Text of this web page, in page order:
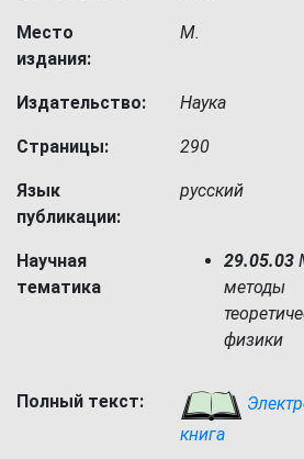
Место
издания:
М.
Издательство: Наука
Страницы: 290
Язык
публикации:
русский
Научная
тематика
29.05.03
методы
физики
Полный текст:
книга